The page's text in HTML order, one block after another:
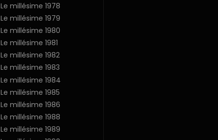
Le millésime 1978
Le millésime 1979
Le millésime 1980
Le millésime 1981
Le millésime 1982
Le millésime 1983
Le millésime 1984
Le millésime 1985
Le millésime 1986
Le millésime 1988
Le millésime 1989